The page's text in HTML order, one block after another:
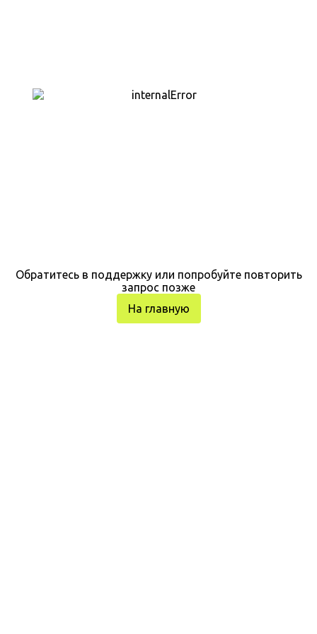
Обратитесь в поддержку или попробуйте повторить
запрос позже
На главную